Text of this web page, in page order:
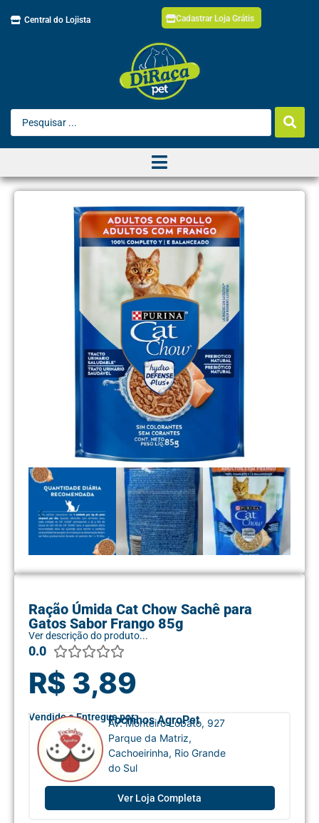
Central do Lojista Cadastrar Loja Grátis
Ração Úmida Cat Chow Sachê para
Gatos Sabor Frango 85g
Ver descrição do produto...
0.0 
R$ 3,89
Vendido e Entregue por:Focinhos AgroPet
Av. Monteiro Lobato, 927
Parque da Matriz,
Cachoeirinha, Rio Grande
do Sul
Ver Loja Completa